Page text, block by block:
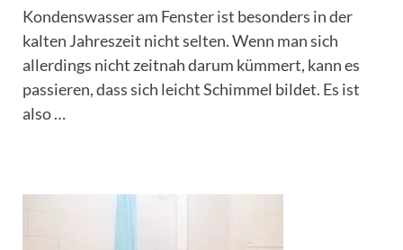
Kondenswasser am Fenster ist besonders in der
kalten Jahreszeit nicht selten. Wenn man sich
allerdings nicht zeitnah darum kümmert, kann es
passieren, dass sich leicht Schimmel bildet. Es ist
also …